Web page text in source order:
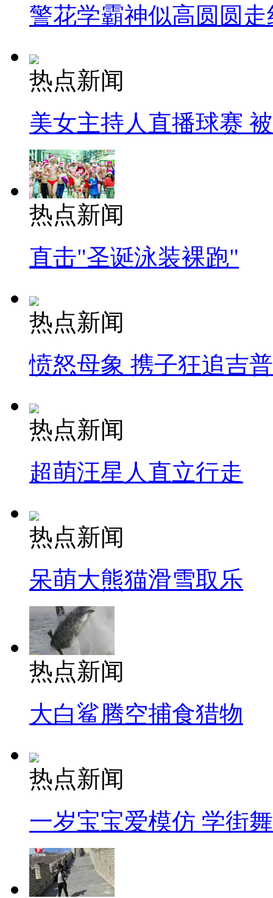
警花学霸神似高圆圆走
热点新闻
美女主持人直播球赛
热点新闻
直击"圣诞泳装裸跑"
热点新闻
愤怒母象 携子狂追吉
热点新闻
超萌汪星人直立行走
热点新闻
呆萌大熊猫滑雪取乐
热点新闻
大白鲨腾空捕食猎物
热点新闻
一岁宝宝爱模仿 学街